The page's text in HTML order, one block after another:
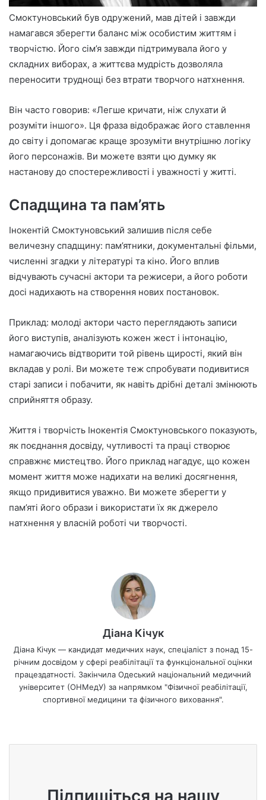
Смоктуновський був одружений, мав дітей і завжди
намагався зберегти баланс між особистим життям і
творчістю. Його сім’я завжди підтримувала його у
складних виборах, а життєва мудрість дозволяла
переносити труднощі без втрати творчого натхнення.
Він часто говорив: «Легше кричати, ніж слухати й
розуміти іншого». Ця фраза відображає його ставлення
до світу і допомагає краще зрозуміти внутрішню логіку
його персонажів. Ви можете взяти цю думку як
настанову до спостережливості і уважності у житті.
Спадщина та пам’ять
Інокентій Смоктуновський залишив після себе
величезну спадщину: пам’ятники, документальні фільми,
численні згадки у літературі та кіно. Його вплив
відчувають сучасні актори та режисери, а його роботи
досі надихають на створення нових постановок.
Приклад: молоді актори часто переглядають записи
його виступів, аналізують кожен жест і інтонацію,
намагаючись відтворити той рівень щирості, який він
вкладав у ролі. Ви можете теж спробувати подивитися
старі записи і побачити, як навіть дрібні деталі змінюють
сприйняття образу.
Життя і творчість Інокентія Смоктуновського показують,
як поєднання досвіду, чутливості та праці створює
справжнє мистецтво. Його приклад нагадує, що кожен
момент життя може надихати на великі досягнення,
якщо придивитися уважно. Ви можете зберегти у
пам’яті його образи і використати їх як джерело
натхнення у власній роботі чи творчості.
Діана Кічук
Діана Кічук — кандидат медичних наук, спеціаліст з понад 15-
річним досвідом у сфері реабілітації та функціональної оцінки
працездатності. Закінчила Одеський національний медичний
університет (ОНМедУ) за напрямком "Фізичної реабілітації,
спортивної медицини та фізичного виховання".
te
Підпишіться на нашу